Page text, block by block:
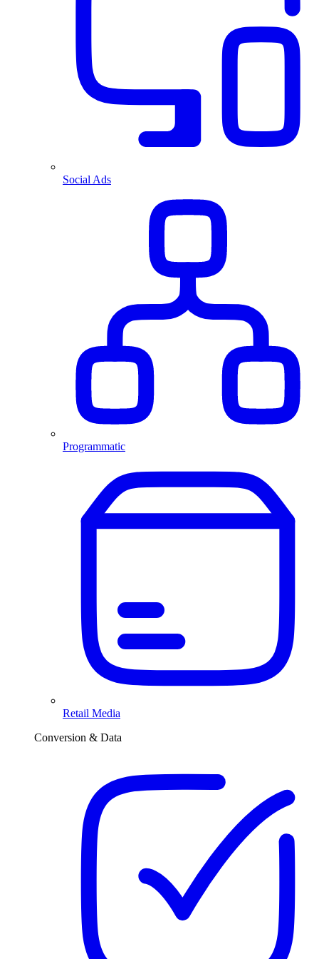
Social Ads
Programmatic
Retail Media
Conversion & Data